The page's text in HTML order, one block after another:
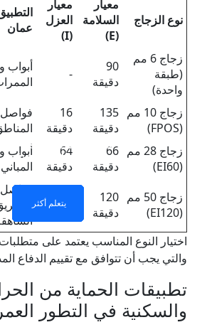
طبقة واحدة من الزجاج
المقاوم للحريق
يتعلم أكثر
زجاج مزدوج الطبقات
للحريق
يتعلم أكثر
نوافذ وأبواب زجاجية
للحريق
يتعلم أكثر
جدار فاصل زجاجي
للحريق
يتعلم أكثر
نوع الزجاج
معيار
السلامة
(E)
معيار
العزل
(I)
عمان
زجاج 6 مم
(طبقة
واحدة)
90
دقيقة
-
أبواب
زجاج 10 مم
(FPOS)
135
دقيقة
16
دقيقة
زجاج 28 مم
(EI60)
66
دقيقة
64
دقيقة
أبواب
المباني
زجاج 50 مم
(EI120)
120
دقيقة
120
دقيقة
اختيار النوع المناسب يعتمد على
والتي يجب أن تتوافق مع تقييم الدفاع
تطبيقات الحماية من
والسكنية في التطور